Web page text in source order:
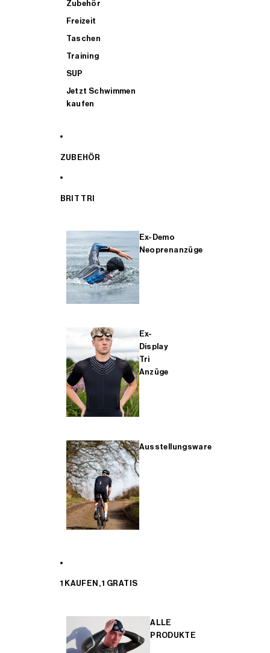
Zubehör
Freizeit
Taschen
Training
SUP
Jetzt Schwimmen
kaufen
ZUBEHÖR
BRIT TRI
Ex-Demo
Neoprenanzüge
Ex-
Display
Tri
Anzüge
Ausstellungsware
1 KAUFEN, 1 GRATIS
ALLE
PRODUKTE